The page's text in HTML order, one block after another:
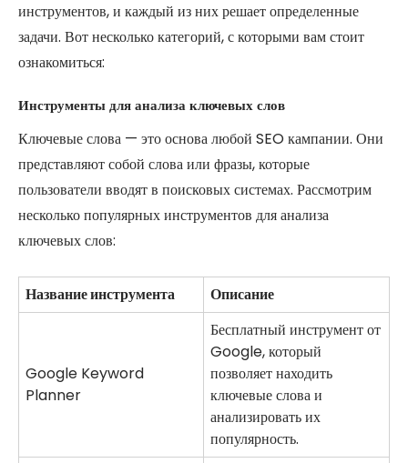
инструментов, и каждый из них решает определенные
задачи. Вот несколько категорий, с которыми вам стоит
ознакомиться:
Инструменты для анализа ключевых слов
Ключевые слова — это основа любой SEO кампании. Они
представляют собой слова или фразы, которые
пользователи вводят в поисковых системах. Рассмотрим
несколько популярных инструментов для анализа
ключевых слов:
Название инструмента Описание
Google Keyword
Planner
Бесплатный инструмент от
Google, который
позволяет находить
ключевые слова и
анализировать их
популярность.